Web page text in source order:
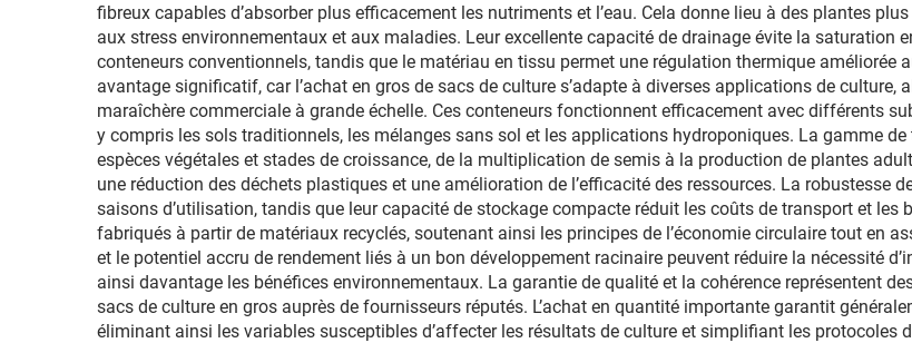
fibreux capables d’absorber plus efficacement les nutriments et l’eau. Cela donne lieu à des plantes
aux stress environnementaux et aux maladies. Leur excellente capacité de drainage évite la saturation
conteneurs conventionnels, tandis que le matériau en tissu permet une régulation thermique améliorée
avantage significatif, car l’achat en gros de sacs de culture s’adapte à diverses applications de
maraîchère commerciale à grande échelle. Ces conteneurs fonctionnent efficacement avec différents
y compris les sols traditionnels, les mélanges sans sol et les applications hydroponiques. La gamme
espèces végétales et stades de croissance, de la multiplication de semis à la production de plantes
une réduction des déchets plastiques et une amélioration de l’efficacité des ressources. La robustesse
saisons d’utilisation, tandis que leur capacité de stockage compacte réduit les coûts de transport et les
fabriqués à partir de matériaux recyclés, soutenant ainsi les principes de l’économie circulaire tout en
et le potentiel accru de rendement liés à un bon développement racinaire peuvent réduire la nécessité
ainsi davantage les bénéfices environnementaux. La garantie de qualité et la cohérence représentent
sacs de culture en gros auprès de fournisseurs réputés. L’achat en quantité importante garantit
éliminant ainsi les variables susceptibles d’affecter les résultats de culture et simplifiant les protocoles